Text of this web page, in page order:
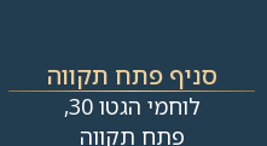
סניף פתח תקווה
לוחמי הגטו 30,
פתח תקווה